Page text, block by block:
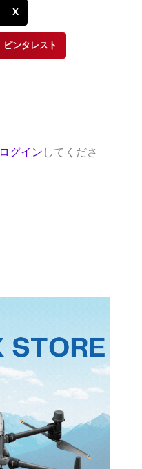
X
ピンタレスト
ログイン してくださ